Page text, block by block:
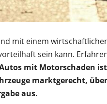
mit einem
sein kann.
Autos mit Motorschaden
marktgerecht,
aus.